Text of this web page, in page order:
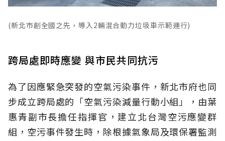
(新北市創全國之先，導入2輛混合動力垃圾車示範運行)
跨局處即時應變 與市民共同抗污
為了因應緊急突發的空氣污染事件，新北市府也同
步成立跨局處的「空氣污染減量行動小組」，由葉
惠青副市長擔任指揮官，建立北台灣空污應變群
組，空污事件發生時，除根據氣象局及環保署監測